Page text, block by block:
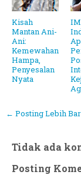
Kisah
Mantan Ani-
Ani:
Kemewahan
Hampa,
Penyesalan
Nyata
← Posting Lebih
Tidak ada
Posting